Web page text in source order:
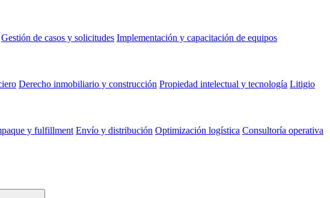
Gestión de casos y solicitudes Implementación y capacitación de equipos
Derecho inmobiliario y construcción Propiedad intelectual y tecnología Litigio
y fulfillment Envío y distribución Optimización logística Consultoría operativa